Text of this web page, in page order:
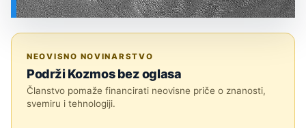
NEOVISNO NOVINARSTVO
Podrži Kozmos bez oglasa
Članstvo pomaže financirati neovisne priče o znanosti,
svemiru i tehnologiji.